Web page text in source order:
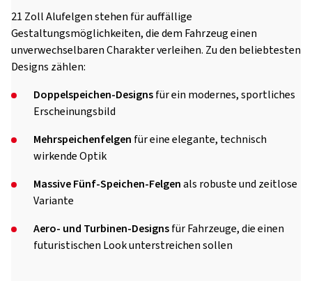
21 Zoll Alufelgen stehen für auffällige
Gestaltungsmöglichkeiten, die dem Fahrzeug einen
unverwechselbaren Charakter verleihen. Zu den beliebtesten
Designs zählen:
Doppelspeichen-Designsfür ein modernes, sportliches
Erscheinungsbild
Mehrspeichenfelgen für eine elegante, technisch
wirkende Optik
Massive Fünf-Speichen-Felgenals robuste und zeitlose
Variante
Aero- und Turbinen-Designsfür Fahrzeuge, die einen
futuristischen Look unterstreichen sollen